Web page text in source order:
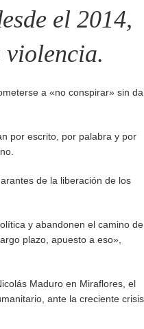
el 2014,
violencia.
a «no conspirar» sin
por escrito, por palabra y por
de la liberación de los
y abandonen el camino de
plazo, apuesto a eso»,
Maduro en Miraflores, el
ante la creciente crisis